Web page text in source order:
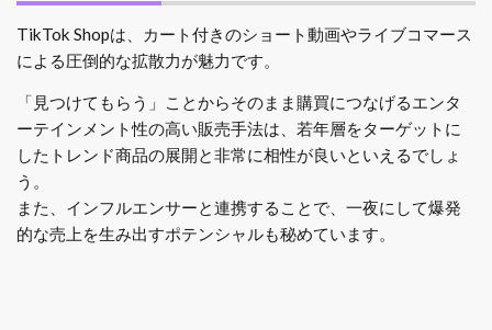
TikTok Shopは、カート付きのショート動画やライブコマース
による圧倒的な拡散力が魅力です。
「見つけてもらう」ことからそのまま購買につなげるエンタ
ーテインメント性の高い販売手法は、若年層をターゲットに
したトレンド商品の展開と非常に相性が良いといえるでしょ
う。
また、インフルエンサーと連携することで、一夜にして爆発
的な売上を生み出すポテンシャルも秘めています。